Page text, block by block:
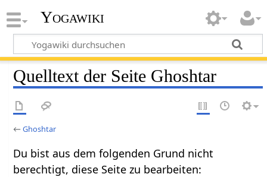
Yogawiki
Quelltext der Seite Ghoshtar
←Ghoshtar
Du bist aus dem folgenden Grund nicht
berechtigt, diese Seite zu bearbeiten: